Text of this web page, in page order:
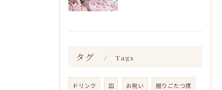
タグ Tags
ドリンク 皿 お祝い 掘りごたつ席